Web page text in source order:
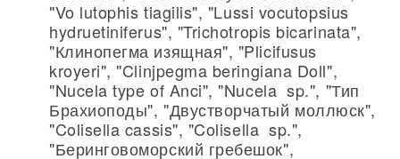
"Vo lutophis tiagilis", "Lussi vocutopsius
hydruetiniferus", "Trichotropis bicarinata",
"Клинопегма изящная", "Plicifusus
kroyeri", "Clinjpegma beringiana Doll",
"Nucela type of Anci", "Nucela sp.", "Тип
Брахиоподы", "Двустворчатый моллюск",
"Colisella cassis", "Colisella sp.",
"Беринговоморский гребешок",